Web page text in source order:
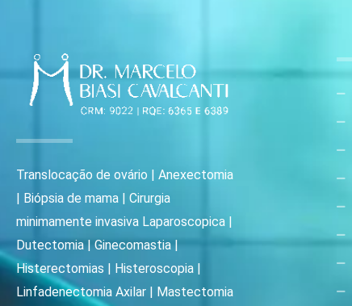
Translocação de ovário | Anexectomia
| Biópsia de mama | Cirurgia
minimamente invasiva Laparoscopica |
Dutectomia | Ginecomastia |
Histerectomias | Histeroscopia |
Linfadenectomia Axilar | Mastectomia